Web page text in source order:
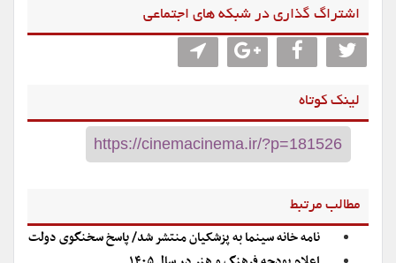
اشتراگ گذاری در شبکه های اجتماعی
لینک کوتاه
مطالب مرتبط
نامه خانه سینما به پزشکیان منتشر شد/ پاسخ سخنگوی دولت